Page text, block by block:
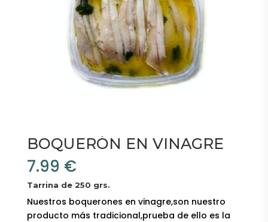
BOQUERÓN EN VINAGRE
7.99 €
Tarrina de 250 grs.
Nuestros boquerones en vinagre,son nuestro
producto más tradicional,prueba de ello es la